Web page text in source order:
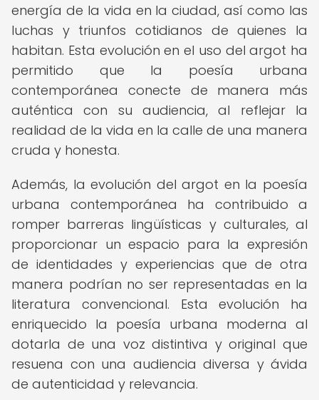
energía de la vida en la ciudad, así como las
luchas y triunfos cotidianos de quienes la
habitan. Esta evolución en el uso del argot ha
permitido que la poesía urbana
contemporánea conecte de manera más
auténtica con su audiencia, al reflejar la
realidad de la vida en la calle de una manera
cruda y honesta.
Además, la evolución del argot en la poesía
urbana contemporánea ha contribuido a
romper barreras lingüísticas y culturales, al
proporcionar un espacio para la expresión
de identidades y experiencias que de otra
manera podrían no ser representadas en la
literatura convencional. Esta evolución ha
enriquecido la poesía urbana moderna al
dotarla de una voz distintiva y original que
resuena con una audiencia diversa y ávida
de autenticidad y relevancia.